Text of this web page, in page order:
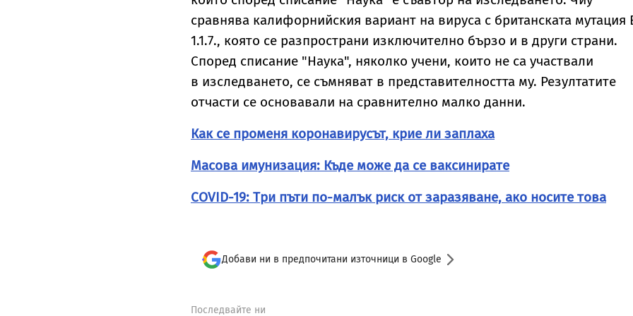
сравнява калифорнийския вариант на вируса с британската мутация
1.1.7., която се разпространи изключително бързо и в други страни.
Според списание "Наука", няколко учени, които не са участвали
в изследването, се съмняват в представителността му. Резултатите
отчасти се основавали на сравнително малко данни.
Как се променя коронавирусът, крие ли заплаха
Масова имунизация: Къде може да се ваксинирате
COVID-19: Три пъти по-малък риск от заразяване, ако носите това
Добави ни в предпочитани източници в Google
Последвайте ни